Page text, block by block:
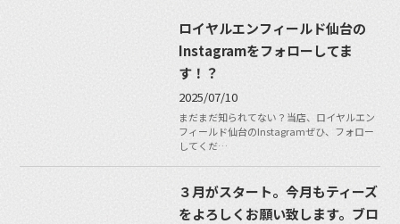
ロイヤルエンフィールド仙台の
Instagramをフォローしてま
す！？
2025/07/10
まだまだ知られてない？当店、ロイヤルエン
フィールド仙台のInstagramぜひ、フォロー
してくだ…
３月がスタート。今月もティーズ
をよろしくお願い致します。ブロ